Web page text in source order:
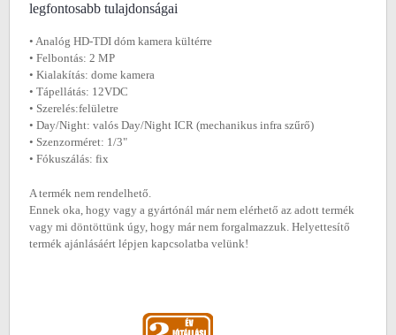
legfontosabb tulajdonságai
• Analóg HD-TDI dóm kamera kültérre
• Felbontás: 2 MP
• Kialakítás: dome kamera
• Tápellátás: 12VDC
• Szerelés:felületre
• Day/Night: valós Day/Night ICR (mechanikus infra szűrő)
• Szenzorméret: 1/3"
• Fókuszálás: fix
A termék nem rendelhető.
Ennek oka, hogy vagy a gyártónál már nem elérhető az adott termék
vagy mi döntöttünk úgy, hogy már nem forgalmazzuk. Helyettesítő
termék ajánlásáért lépjen kapcsolatba velünk!